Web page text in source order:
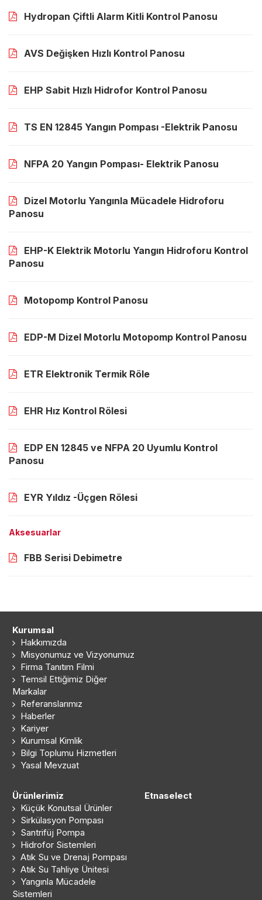
Hydropan Çiftli Alarm Kitli Kontrol Panosu
AVS Değişken Hızlı Kontrol Panosu
EHP Sabit Hızlı Hidrofor Kontrol Panosu
TS EN 12845 Yangın Pompası -Elektrik Panosu
NFPA 20 Yangın Pompası- Elektrik Panosu
Dizel Motorlu Yangınla Mücadele Hidroforu
Panosu
EHP-K Elektrik Motorlu Yangın Hidroforu Kontrol
Panosu
Motopomp Kontrol Panosu
EDP-M Dizel Motorlu Motopomp Kontrol Panosu
ETR Elektronik Termik Röle
EHR Hız Kontrol Rölesi
EDP EN 12845 ve NFPA 20 Uyumlu Kontrol
Panosu
EYR Yıldız -Üçgen Rölesi
Aksesuarlar
FBB Serisi Debimetre
Kurumsal
Hakkımızda
Misyonumuz ve Vizyonumuz
Firma Tanıtım Filmi
Temsil Ettiğimiz Diğer
Markalar
Referanslarımız
Haberler
Kariyer
Kurumsal Kimlik
Bilgi Toplumu Hizmetleri
Yasal Mevzuat
Ürünlerimiz
Küçük Konutsal Ürünler
Sirkülasyon Pompası
Santrifüj Pompa
Hidrofor Sistemleri
Atık Su ve Drenaj Pompası
Atık Su Tahliye Ünitesi
Yangınla Mücadele
Sistemleri
Etnaselect